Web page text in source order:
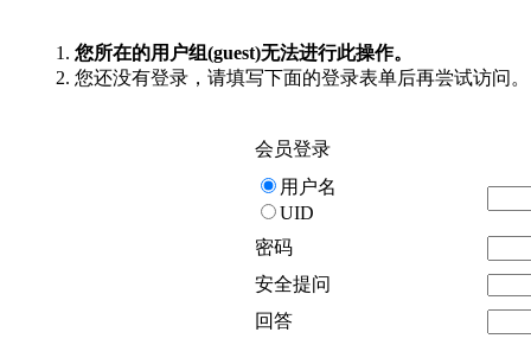
您所在的用户组(guest)无法进行此操作。
您还没有登录，请填写下面的登录表单后再尝试访问。
会员登录
用户名
UID
密码
安全提问
回答